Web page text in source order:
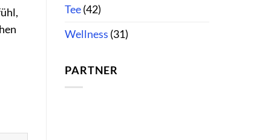
Tee(42)
Wellness (31)
PARTNER